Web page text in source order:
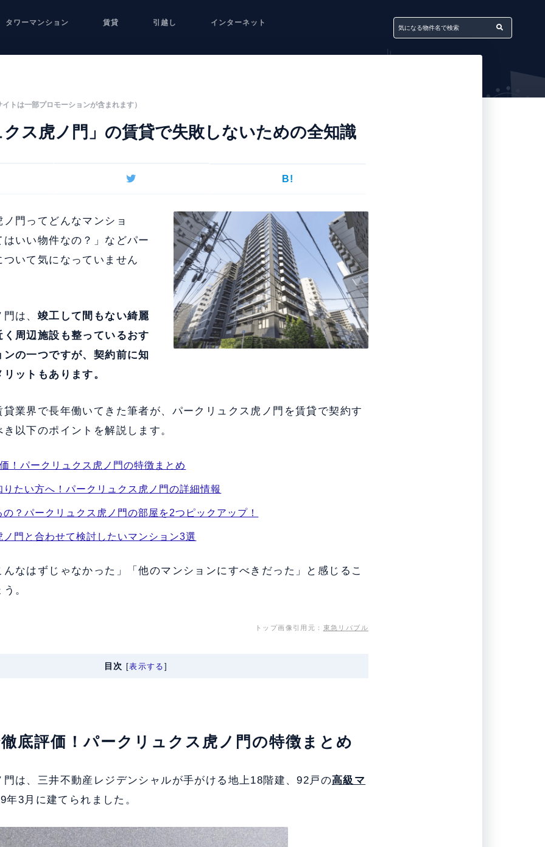
タワーマンション 賃貸 引越し インターネット
イトは一部プロモーションが含まれます）
クス虎ノ門」の賃貸で失敗しないための全知識
B!
ノ門ってどんなマンショ
いい物件なの？」などパー
いて気になっていません
は、 竣工して間もない綺麗
周辺施設も整っているおす
の一つですが、契約前に知
ットもあります。
貸業界で長年働いてきた筆者が、パークリュクス虎ノ門を賃貸で契約す
以下のポイントを解説します。
！パークリュクス虎ノ門の特徴まとめ
りたい方へ！パークリュクス虎ノ門の詳細情報
？パークリュクス虎ノ門の部屋を2つピックアップ！
ノ門と合わせて検討したいマンション3選
なはずじゃなかった」「他のマンションにすべきだった」と感じるこ
。
トップ画像引用元： 東急リバブル
目次 [表示する
底評価！パークリュクス虎ノ門の特徴まとめ
は、三井不動産レジデンシャルが手がける地上18階建、92戸の高級マ
年3月に建てられました。